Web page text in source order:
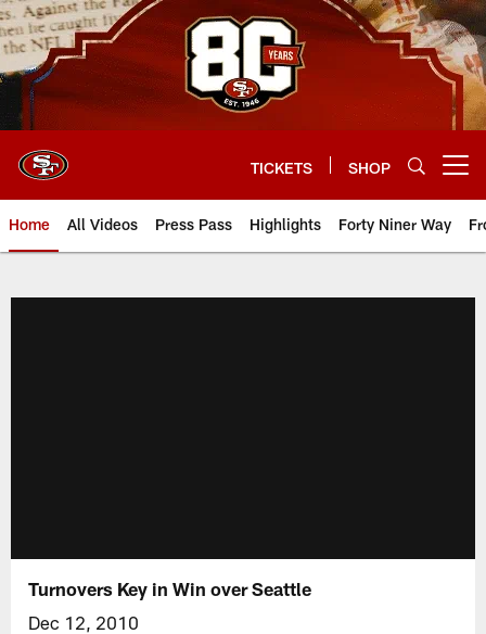
Skip
to
main
content
TICKETS SHOP
Home All Videos Press Pass Highlights Forty Niner Way
Turnovers Key in Win over Seattle
Dec 12, 2010